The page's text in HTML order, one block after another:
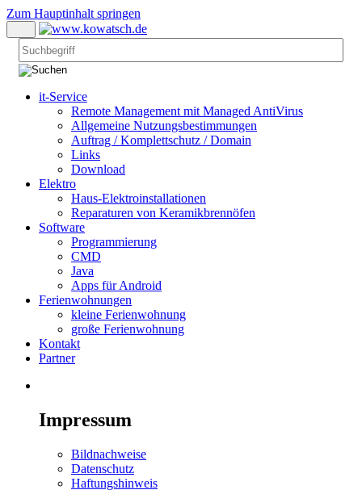
Zum Hauptinhalt springen
it-Service
Remote Management mit Managed AntiVirus
Allgemeine Nutzungsbestimmungen
Auftrag / Komplettschutz / Domain
Links
Download
Elektro
Haus-Elektroinstallationen
Reparaturen von Keramikbrennöfen
Software
Programmierung
CMD
Java
Apps für Android
Ferienwohnungen
kleine Ferienwohnung
große Ferienwohnung
Kontakt
Partner
Impressum
Bildnachweise
Datenschutz
Haftungshinweis